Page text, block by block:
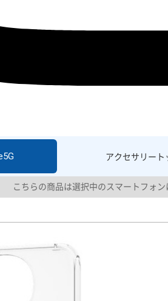
アクセサリー
こちらの商品は選択中のスマートフォン